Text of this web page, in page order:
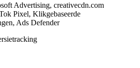
Advertising, creativecdn.com
Pixel, Klikgebaseerde
Ads Defender